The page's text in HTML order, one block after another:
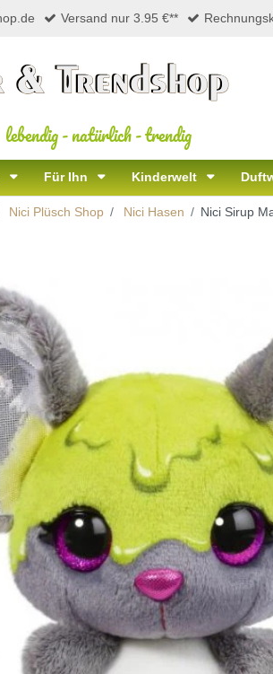
Versand nur 3.95 €**
lebendig-natürlich-trendig
Für Ihn Kinderwelt
Nici Plüsch Shop Nici Hasen Nici Sirup